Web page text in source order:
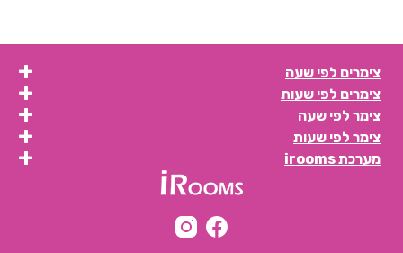
חדרים לפי שעה בבית דגן
חדרים לפי שעה בבית הלל
חדרים לפי שעה בבית חרות
חדרים לפי שעה בבית יהושע
חדרים לפי שעה בבית ינאי
צימרים לפי שעה
צימרים לפי שעות
צימר לפי שעה
צימר לפי שעות
מערכת irooms